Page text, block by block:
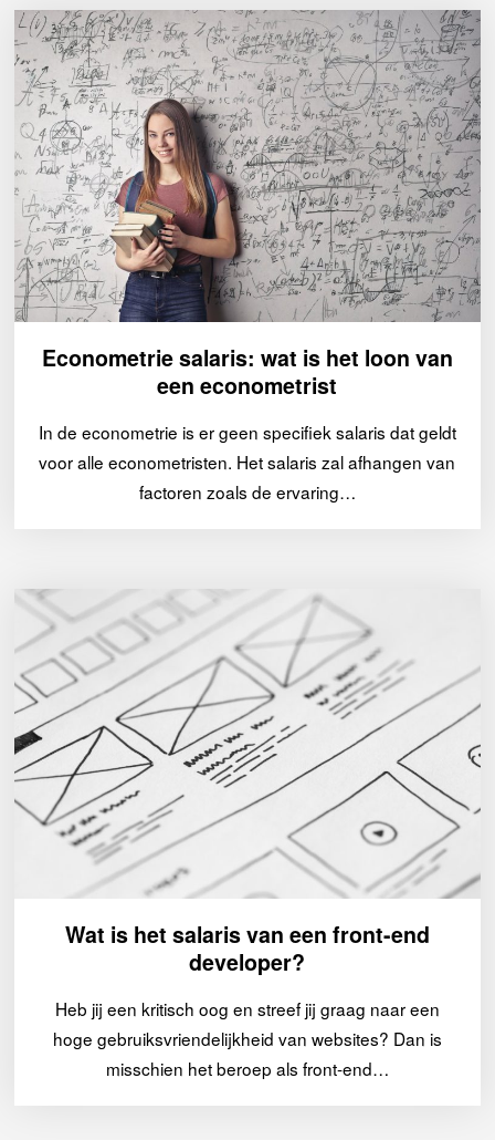
Econometrie salaris: wat is het loon van
een econometrist
In de econometrie is er geen specifiek salaris dat geldt
voor alle econometristen. Het salaris zal afhangen van
factoren zoals de ervaring…
Wat is het salaris van een front-end
developer?
Heb jij een kritisch oog en streef jij graag naar een
hoge gebruiksvriendelijkheid van websites? Dan is
misschien het beroep als front-end…